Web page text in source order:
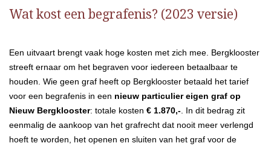
Wat kost een begrafenis? (2023 versie)
Een uitvaart brengt vaak hoge kosten met zich mee. Bergklooster
streeft ernaar om het begraven voor iedereen betaalbaar te
houden. Wie geen graf heeft op Bergklooster betaald het tarief
voor een begrafenis in een nieuw particulier eigen graf op
Nieuw Bergklooster: totale kosten € 1.870,- . In dit bedrag zit
eenmalig de aankoop van het grafrecht dat nooit meer verlengd
hoeft te worden, het openen en sluiten van het graf voor de